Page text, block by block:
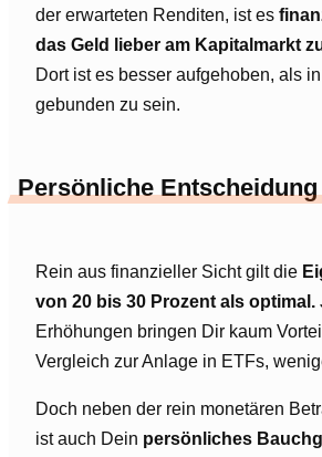
der erwarteten Renditen, ist es
das Geld lieber am Kapitalmarkt
Dort ist es besser aufgehoben, als
gebunden zu sein.
Persönliche Entscheidung
Rein aus finanzieller Sicht gilt die
von 20 bis 30 Prozent als optimal.
Erhöhungen bringen Dir kaum
Vergleich zur Anlage in ETFs,
Doch neben der rein monetären
ist auch Dein persönliches